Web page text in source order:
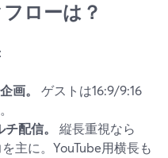
ローは？
画。
ゲストは16:9/9:16
配信。
縦長重視なら
主に。YouTube用横長も